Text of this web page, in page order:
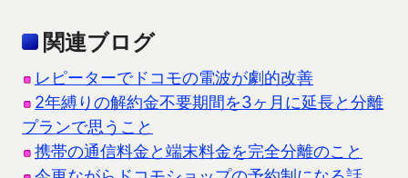
関連ブログ
レピーターでドコモの電波が劇的改善
2年縛りの解約金不要期間を3ヶ月に延長と分離
プランで思うこと
携帯の通信料金と端末料金を完全分離のこと